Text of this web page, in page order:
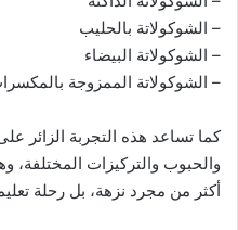
– الشوكولاتة بالحليب
– الشوكولاتة البيضاء
– الشوكولاتة الممزوجة
كما تساعد هذه التجربة الزائر
والحبوب والتركيزات المختلفة،
أكثر من مجرد نزهة، بل رحلة